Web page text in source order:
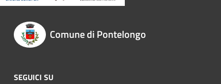
Comune di Pontelongo
SEGUICI SU